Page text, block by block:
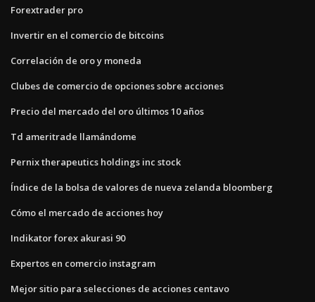
Forextrader pro
Invertir en el comercio de bitcoins
Correlación de oro y moneda
Clubes de comercio de opciones sobre acciones
Precio del mercado del oro últimos 10 años
Td ameritrade llamándome
Pernix therapeutics holdings inc stock
Índice de la bolsa de valores de nueva zelanda bloomberg
Cómo el mercado de acciones hoy
Indikator forex akurasi 90
Expertos en comercio instagram
Mejor sitio para selecciones de acciones centavo